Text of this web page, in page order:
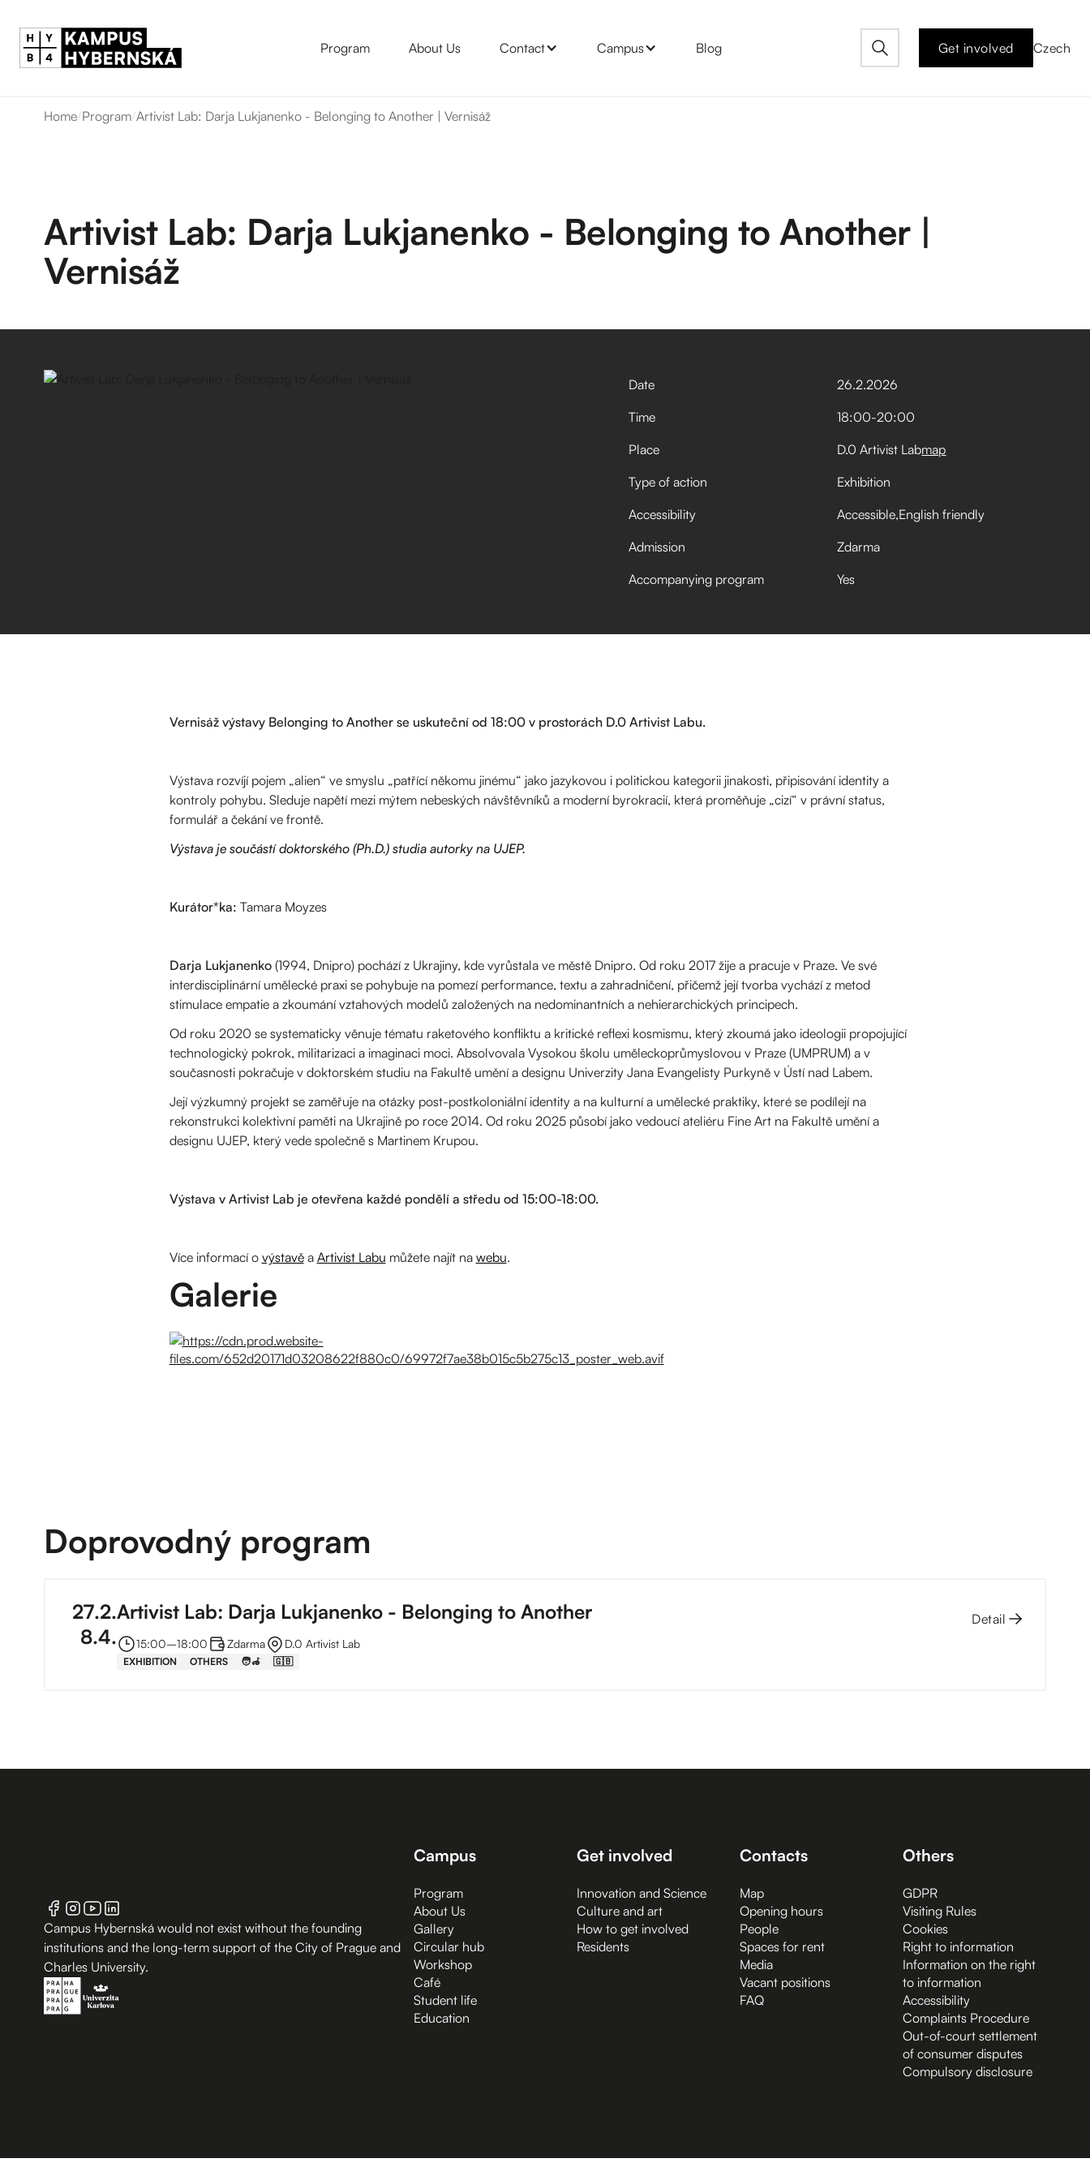
Program About Us Contact Campus Blog Get involved Czech
Home/Program/Artivist Lab: Darja Lukjanenko - Belonging to Another | Vernisáž
Artivist Lab: Darja Lukjanenko - Belonging to Another |
Vernisáž
Date 26.2.2026
Time
18:00-20:00
Place
D.0 Artivist Labmap
Type of action
Exhibition
Accessibility
Accessible English friendly
Admission
Zdarma
Accompanying program
Yes
Vernisáž výstavy Belonging to Another se uskuteční od 18:00 v prostorách D.0 Artivist Labu.
Výstava rozvíjí pojem „alien“ ve smyslu „patřící někomu jinému“ jako jazykovou i politickou kategorii jinakosti, připisování identity a
kontroly pohybu. Sleduje napětí mezi mýtem nebeských návštěvníků a moderní byrokracií, která proměňuje „cizí“ v právní status,
formulář a čekání ve frontě.
Výstava je součástí doktorského (Ph.D.) studia autorky na UJEP.
Kurátor*ka: Tamara Moyzes
Darja Lukjanenko(1994, Dnipro) pochází z Ukrajiny, kde vyrůstala ve městě Dnipro. Od roku 2017 žije a pracuje v Praze. Ve své
interdisciplinární umělecké praxi se pohybuje na pomezí performance, textu a zahradničení, přičemž její tvorba vychází z metod
stimulace empatie a zkoumání vztahových modelů založených na nedominantních a nehierarchických principech.
Od roku 2020 se systematicky věnuje tématu raketového konfliktu a kritické reflexi kosmismu, který zkoumá jako ideologii propojující
technologický pokrok, militarizaci a imaginaci moci. Absolvovala Vysokou školu uměleckoprůmyslovou v Praze (UMPRUM) a v
současnosti pokračuje v doktorském studiu na Fakultě umění a designu Univerzity Jana Evangelisty Purkyně v Ústí nad Labem.
Její výzkumný projekt se zaměřuje na otázky post-postkoloniální identity a na kulturní a umělecké praktiky, které se podílejí na
rekonstrukci kolektivní paměti na Ukrajině po roce 2014. Od roku 2025 působí jako vedoucí ateliéru Fine Art na Fakultě umění a
designu UJEP, který vede společně s Martinem Krupou.
Výstava v Artivist Lab je otevřena každé pondělí a středu od 15:00-18:00.
Více informací o výstavěa Artivist Labu můžete najít na webu.
Galerie
Doprovodný program
27.2.
8.4.
Artivist Lab: Darja Lukjanenko - Belonging to Another
15:00–⁠18:00 Zdarma D.0 Artivist Lab
EXHIBITION OTHERS 🧑‍🦽 🇬🇧
Detail
Campus Hybernská would not exist without the founding
institutions and the long-term support of the City of Prague and
Charles University.
Campus
Program
About Us
Gallery
Circular hub
Workshop
Café
Student life
Education
Get involved
Innovation and Science
Culture and art
How to get involved
Residents
Contacts
Map
Opening hours
People
Spaces for rent
Media
Vacant positions
FAQ
Others
GDPR
Visiting Rules
Cookies
Right to information
Information on the right
to information
Accessibility
Complaints Procedure
Out-of-court settlement
of consumer disputes
Compulsory disclosure